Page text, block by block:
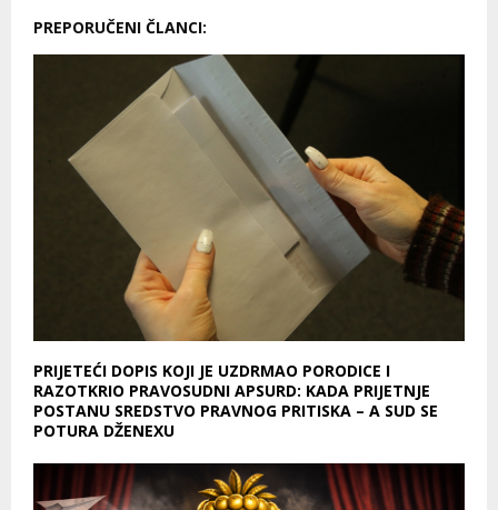
PREPORUČENI ČLANCI:
PRIJETEĆI DOPIS KOJI JE UZDRMAO PORODICE I
RAZOTKRIO PRAVOSUDNI APSURD: KADA PRIJETNJE
POSTANU SREDSTVO PRAVNOG PRITISKA – A SUD SE
POTURA DŽENEXU